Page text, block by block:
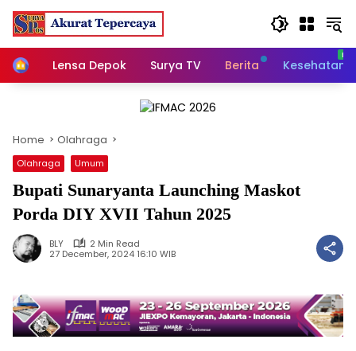
Skip
content
HomeLensa Depok Surya TV Berita Kesehatan
Home Olahraga
Olahraga Umum
Bupati Sunaryanta Launching Maskot
Porda DIY XVII Tahun 2025
BLY
2 Min Read
27 December, 2024 16:10 WIB